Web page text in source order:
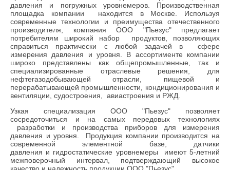
давления и погружных уровнемеров. Производственная
площадка компании находится в Москве. Используя
современные технологии и преимущества отечественного
производителя, компания ООО "Пьезус" предлагает
потребителям широкий набор продуктов, позволяющих
справиться практически с любой задачей в сфере
измерения давления и уровня. В ассортименте компании
широко представлены как общепромышленные, так и
специализированные отраслевые решения, для
нефтегазодобывающей отрасли, пищевой и
перерабатывающей промышленности, кондиционирования и
вентиляции, судостроения, авиастроения и РЖД.
Узкая специализация ООО "Пьезус" позволяет
сосредоточиться и на самых передовых технологиях
разработки и производства приборов для измерения
давления и уровня. Продукция компании производится на
современной элементной базе, датчики
давления и гидростатические уровнемеры имеют 5-летний
межповерочный интервал, подтверждающий высокое